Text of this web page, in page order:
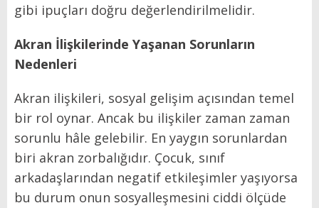
gibi ipuçları doğru değerlendirilmelidir.
Akran İlişkilerinde Yaşanan Sorunların
Nedenleri
Akran ilişkileri, sosyal gelişim açısından temel
bir rol oynar. Ancak bu ilişkiler zaman zaman
sorunlu hâle gelebilir. En yaygın sorunlardan
biri akran zorbalığıdır. Çocuk, sınıf
arkadaşlarından negatif etkileşimler yaşıyorsa
bu durum onun sosyalleşmesini ciddi ölçüde